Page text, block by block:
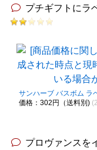
プチギフトにラ
サンハーブ バスボム ラ
価格：302円（送料別)
プロヴァンスを